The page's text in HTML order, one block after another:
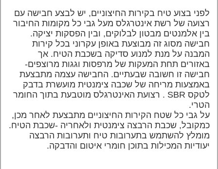
לפני בצוע טיח בקירות החיצוניים, יש לבצע חבישה עם
רצועה של רשת אינטרגלס מעל גבי כל מקומות החיבור
בין אלמנטים מבטון לבלוקים, ובין הפסקות יציקה.
חבישה מסוג זה מבוצעת באופן עקרוני בכל קירות
המבנה על מנת למנוע סדיקה בשכבת הטיח. אך
באזורים תחת המעקות של מרפסות וגגות מרוצפים-
חבישה זו חשובה שבעתיים. החבישה עצמה מתבצעת
באמצעות מריחה של שכבה צימנטית מועשרת בדבק
לטקס SBR . רצועת האינטרגלס מוטבעת בתוך החומר
הטרי.
על גבי כל שטח הקירות החיצוניים מתבצעת לאחר מכן,
כמקובל, שכבת הרבצה צימנטית ולאחריה -שכבת הטיח.
מומלץ להשתמש בתערובות טיח ותערובות הרבצה
יעודיות המכילות בתוכן חומרי איטום והדבקה.